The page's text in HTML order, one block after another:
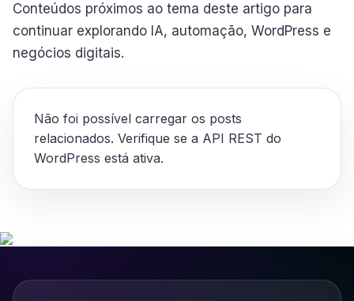
Conteúdos próximos ao tema deste artigo para
continuar explorando IA, automação, WordPress e
negócios digitais.
Não foi possível carregar os posts
relacionados. Verifique se a API REST do
WordPress está ativa.